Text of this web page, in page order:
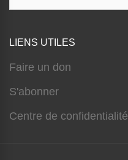
LIENS UTILES
Faire un don
S'abonner
Centre de confidentialité